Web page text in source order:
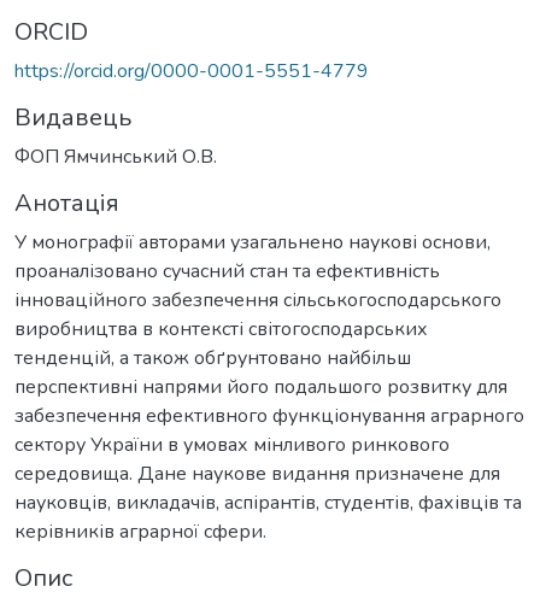
ORCID
https://orcid.org/0000-0001-5551-4779
Видавець
ФОП Ямчинський О.В.
Анотація
У монографії авторами узагальнено наукові основи,
проаналізовано сучасний стан та ефективність
інноваційного забезпечення сільськогосподарського
виробництва в контексті світогосподарських
тенденцій, а також обґрунтовано найбільш
перспективні напрями його подальшого розвитку для
забезпечення ефективного функціонування аграрного
сектору України в умовах мінливого ринкового
середовища. Дане наукове видання призначене для
науковців, викладачів, аспірантів, студентів, фахівців та
керівників аграрної сфери.
Опис